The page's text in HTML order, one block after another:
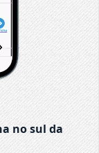
no sul da